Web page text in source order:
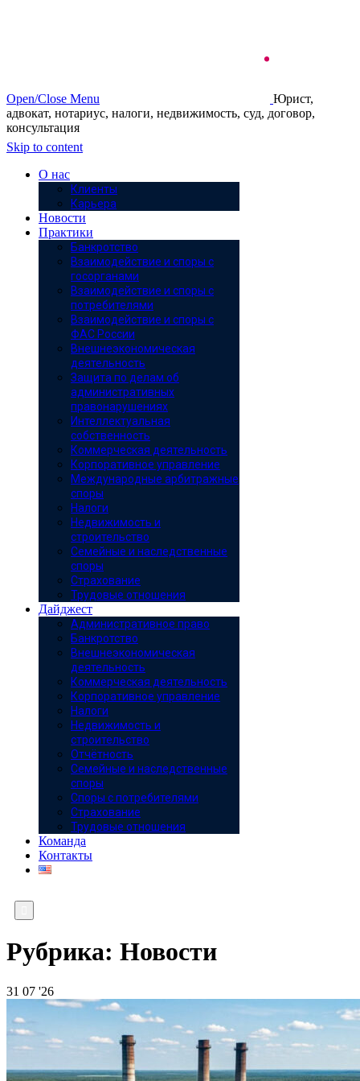
Open/Close Menu
Юрист,
адвокат, нотариус, налоги, недвижимость, суд, договор,
консультация
Skip to content
О нас
Клиенты
Карьера
Новости
Практики
Банкротство
Взаимодействие и споры с
госорганами
Взаимодействие и споры с
потребителями
Взаимодействие и споры с
ФАС России
Внешнеэкономическая
деятельность
Защита по делам об
административных
правонарушениях
Интеллектуальная
собственность
Коммерческая деятельность
Корпоративное управление
Международные арбитражные
споры
Налоги
Недвижимость и
строительство
Семейные и наследственные
споры
Страхование
Трудовые отношения
Дайджест
Административное право
Банкротство
Внешнеэкономическая
деятельность
Коммерческая деятельность
Корпоративное управление
Налоги
Недвижимость и
строительство
Отчётность
Семейные и наследственные
споры
Споры с потребителями
Страхование
Трудовые отношения
Команда
Контакты
Рубрика: Новости
31 07 '26